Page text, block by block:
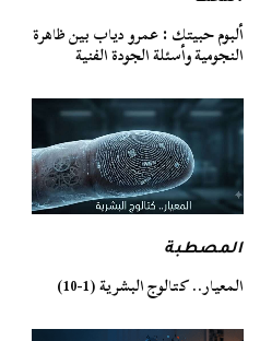
ألبوم حبيتك : عمرو دياب بين ظاهرة
النجومية وأسئلة الجودة الفنية
المصطبة
المعيار.. كتالوج البشرية (1-10)